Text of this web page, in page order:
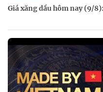
Giá xăng dầu hôm nay (9/